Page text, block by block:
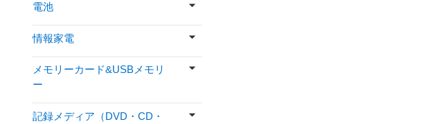
電池
情報家電
メモリーカード&USBメモリ
ー
記録メディア（DVD・CD・